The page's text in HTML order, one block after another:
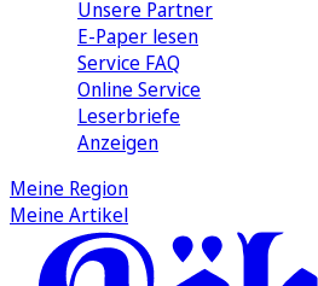
Unsere Partner
E-Paper lesen
Service FAQ
Online Service
Leserbriefe
Anzeigen
Meine Region
Meine Artikel